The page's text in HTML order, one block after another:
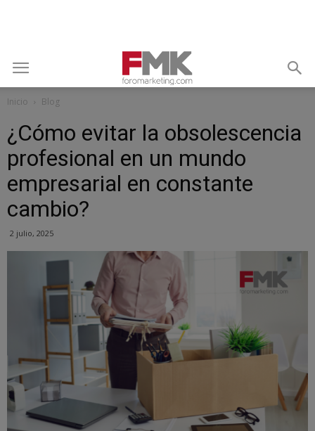
Inicio Blog
¿Cómo evitar la obsolescencia
profesional en un mundo
empresarial en constante
cambio?
2 julio, 2025